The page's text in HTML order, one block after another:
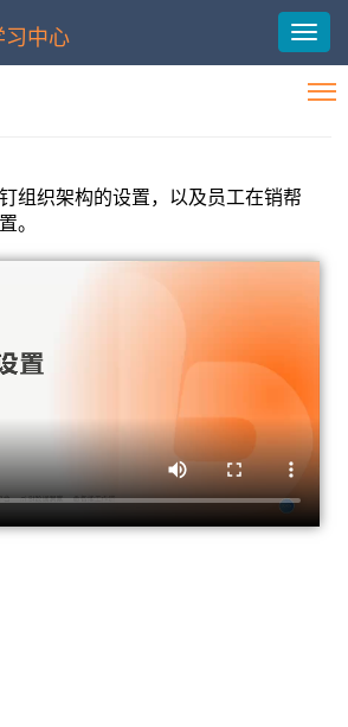
中心
组织架构的设置，以及员工在销帮
。